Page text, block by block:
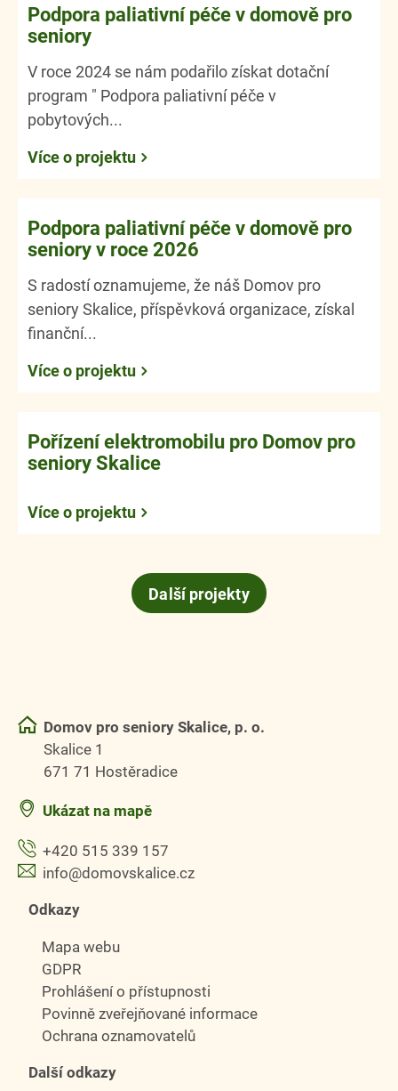
Podpora paliativní péče v domově pro
seniory
V roce 2024 se nám podařilo získat dotační
program " Podpora paliativní péče v
pobytových...
Více o projektu
Podpora paliativní péče v domově pro
seniory v roce 2026
S radostí oznamujeme, že náš Domov pro
seniory Skalice, příspěvková organizace, získal
finanční...
Více o projektu
Pořízení elektromobilu pro Domov pro
seniory Skalice
Více o projektu
Další projekty
Domov pro seniory Skalice, p. o.
Skalice 1
671 71 Hostěradice
Ukázat na mapě
+420 515 339 157
info@domovskalice.cz
Odkazy
Mapa webu
GDPR
Prohlášení o přístupnosti
Povinně zveřejňované informace
Ochrana oznamovatelů
Další odkazy